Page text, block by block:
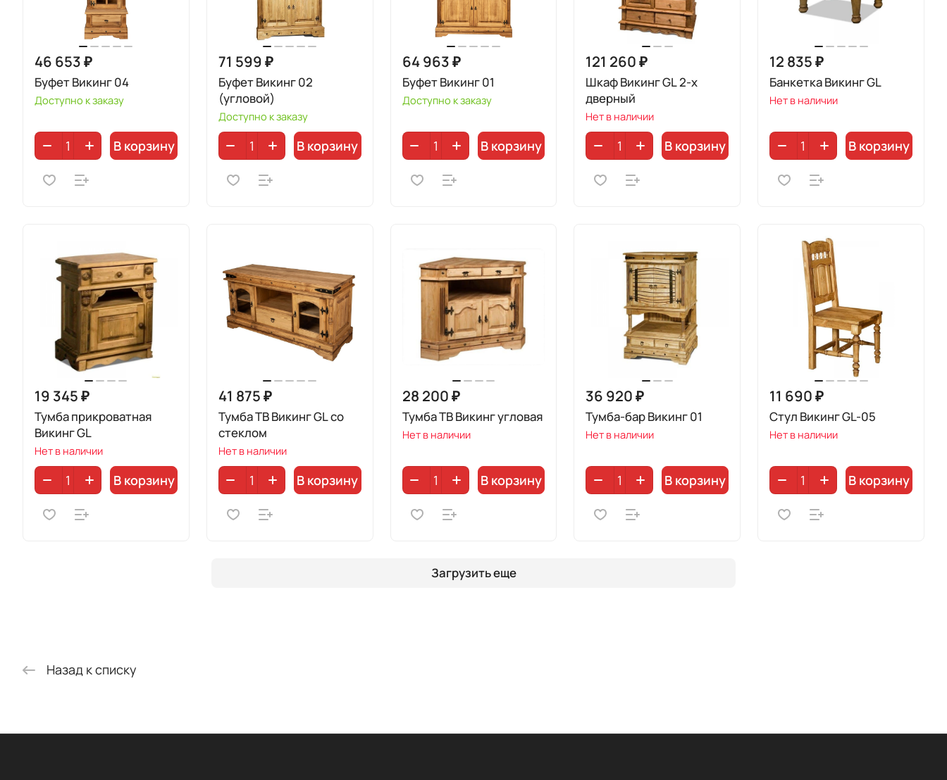
46 653 ₽
Буфет Викинг 04
Доступно к заказу
В корзину
71 599 ₽
Буфет Викинг 02
(угловой)
Доступно к заказу
В корзину
64 963 ₽
Буфет Викинг 01
Доступно к заказу
В корзину
121 260 ₽
Шкаф Викинг GL 2-х
дверный
Нет в наличии
В корзину
12 835 ₽
Банкетка Викинг GL
Нет в наличии
В корзину
19 345 ₽
Тумба прикроватная
Викинг GL
Нет в наличии
В корзину
41 875 ₽
Тумба ТВ Викинг GL со
стеклом
Нет в наличии
В корзину
28 200 ₽
Тумба ТВ Викинг угловая
Нет в наличии
В корзину
36 920 ₽
Тумба-бар Викинг 01
Нет в наличии
В корзину
11 690 ₽
Стул Викинг GL-05
Нет в наличии
В корзину
Загрузить еще
Назад к списку